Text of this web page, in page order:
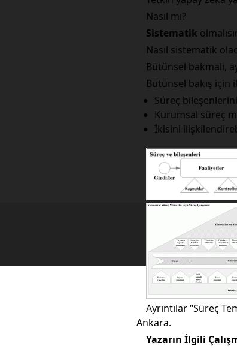
Nasıl mı?
Sistematik
Nasıl sistematik
Bütünsel bakmalı,
Bütünsel bakış
Süreç
Kurumsal süreç
İkisini
Ayrıntılar “Süreç
Ankara.
Yazarın İlgili